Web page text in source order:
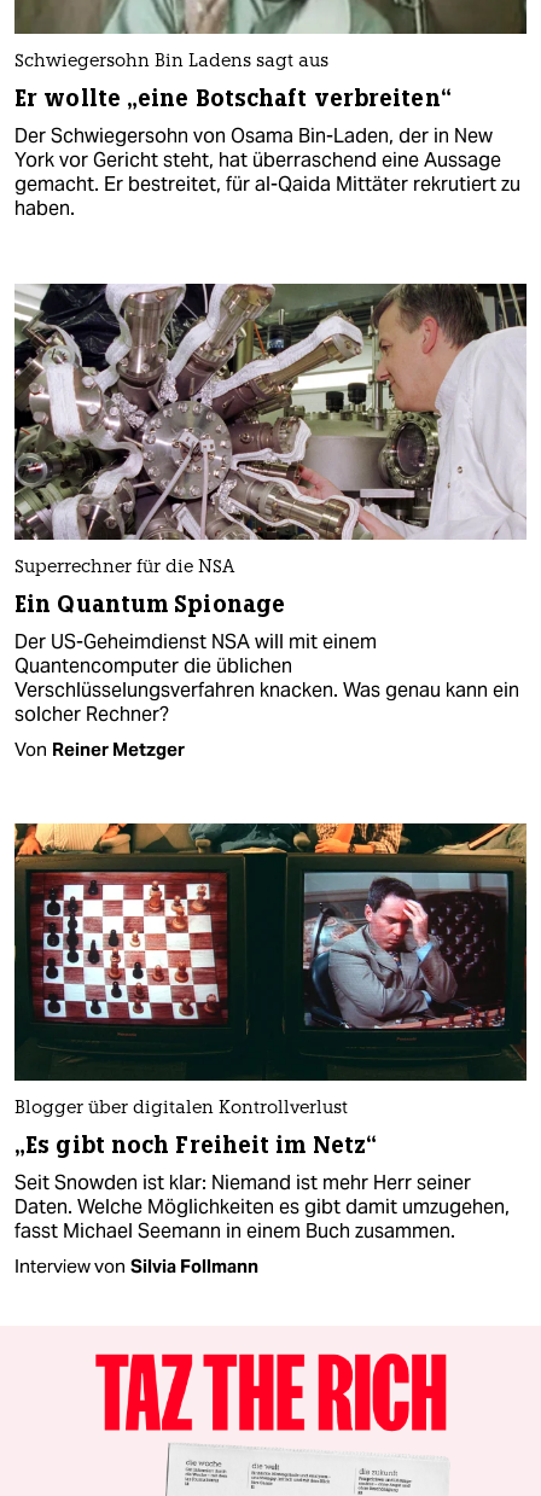
Schwiegersohn Bin Ladens sagt aus
Er wollte „eine Botschaft verbreiten“
Der Schwiegersohn von Osama Bin-Laden, der in New
York vor Gericht steht, hat überraschend eine Aussage
gemacht. Er bestreitet, für al-Qaida Mittäter rekrutiert zu
haben.
Superrechner für die NSA
Ein Quantum Spionage
Der US-Geheimdienst NSA will mit einem
Quantencomputer die üblichen
Verschlüsselungsverfahren knacken. Was genau kann ein
solcher Rechner?
Von Reiner Metzger
Blogger über digitalen Kontrollverlust
„Es gibt noch Freiheit im Netz“
Seit Snowden ist klar: Niemand ist mehr Herr seiner
Daten. Welche Möglichkeiten es gibt damit umzugehen,
fasst Michael Seemann in einem Buch zusammen.
Interview von Silvia Follmann